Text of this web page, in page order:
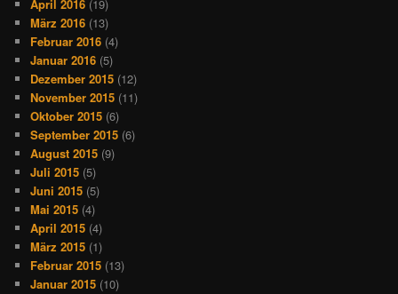
April 2016 (19)
März 2016 (13)
Februar 2016 (4)
Januar 2016 (5)
Dezember 2015 (12)
November 2015 (11)
Oktober 2015 (6)
September 2015 (6)
August 2015 (9)
Juli 2015 (5)
Juni 2015 (5)
Mai 2015 (4)
April 2015 (4)
März 2015 (1)
Februar 2015 (13)
Januar 2015 (10)